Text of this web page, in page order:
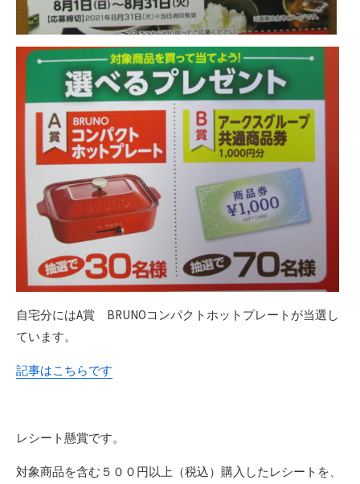
自宅分にはA賞 BRUNOコンパクトホットプレートが当選し
ています。
記事はこちらです
レシート懸賞です。
対象商品を含む５００円以上（税込）購入したレシートを、